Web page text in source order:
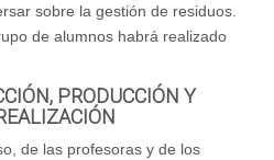
sobre la gestión de residuos.
de alumnos habrá realizado
PRODUCCIÓN Y
de las profesoras y de los